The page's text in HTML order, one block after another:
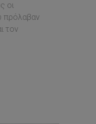
οι
πρόλαβαν
τον